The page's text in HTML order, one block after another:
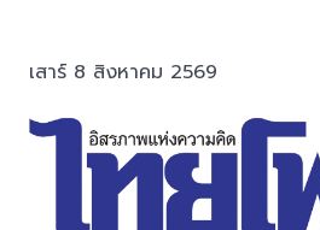
เสาร์ 8 สิงหาคม 2569